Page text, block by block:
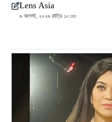
Lens Asia
৬ আগস্ট, ২০২৬ রাত্রি ১০:৩৩